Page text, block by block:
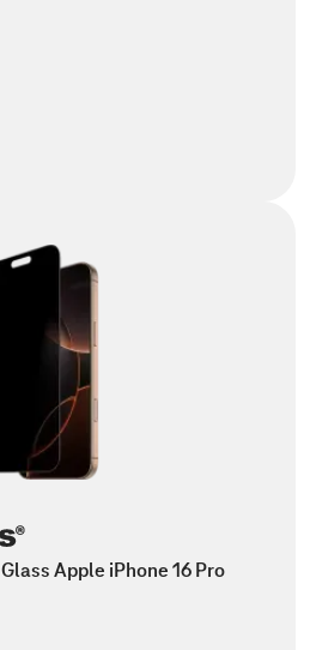
Apple iPhone 16 Pro